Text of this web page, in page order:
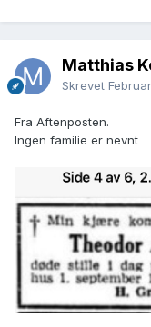
Matthias
Skrevet
Fra Aftenposten.
Ingen familie er nevnt